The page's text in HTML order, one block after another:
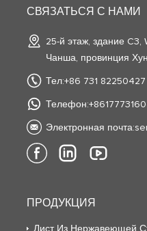
СВЯЗАТЬСЯ С НАМИ
25-й этаж, здание C3,
Чанша, провинция
Тел:+86 731 82250427
Электронная почта:
ПРОДУКЦИЯ
Лист Из Нержавеющей